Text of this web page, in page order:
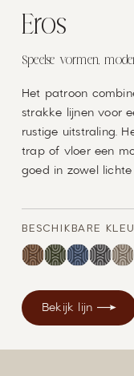
Eros
Speelse vormen,
Het patroon
strakke lijnen voor
rustige uitstraling.
trap of vloer een
goed in zowel
BESCHIKBARE
Bekijk lijn